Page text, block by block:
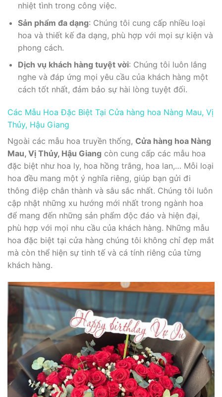
nhiệt tình trong công việc.
Sản phẩm đa dạng: Chúng tôi cung cấp nhiều loại
hoa và thiết kế đa dạng, phù hợp với mọi sự kiện và
phong cách.
Dịch vụ khách hàng tuyệt vời: Chúng tôi luôn lắng
nghe và đáp ứng mọi yêu cầu của khách hàng một
cách tốt nhất, đảm bảo sự hài lòng tuyệt đối.
Các Mẫu Hoa Đặc Biệt Tại Cửa hàng hoa Nàng Mau, Vị
Thủy, Hậu Giang
Ngoài các mẫu hoa truyền thống, Cửa hàng hoa Nàng
Mau, Vị Thủy, Hậu Giang còn cung cấp các mẫu hoa
đặc biệt như hoa ly, hoa hồng trắng, hoa lan,… Mỗi loại
hoa đều mang một ý nghĩa riêng, giúp bạn gửi đi
thông điệp chân thành và sâu sắc nhất. Chúng tôi luôn
cập nhật những xu hướng mới nhất trong ngành hoa
để mang đến những sản phẩm độc đáo và hiện đại,
phù hợp với mọi nhu cầu của khách hàng. Những mẫu
hoa đặc biệt tại cửa hàng chúng tôi không chỉ đẹp mắt
mà còn thể hiện sự tinh tế và cá tính riêng của từng
khách hàng.